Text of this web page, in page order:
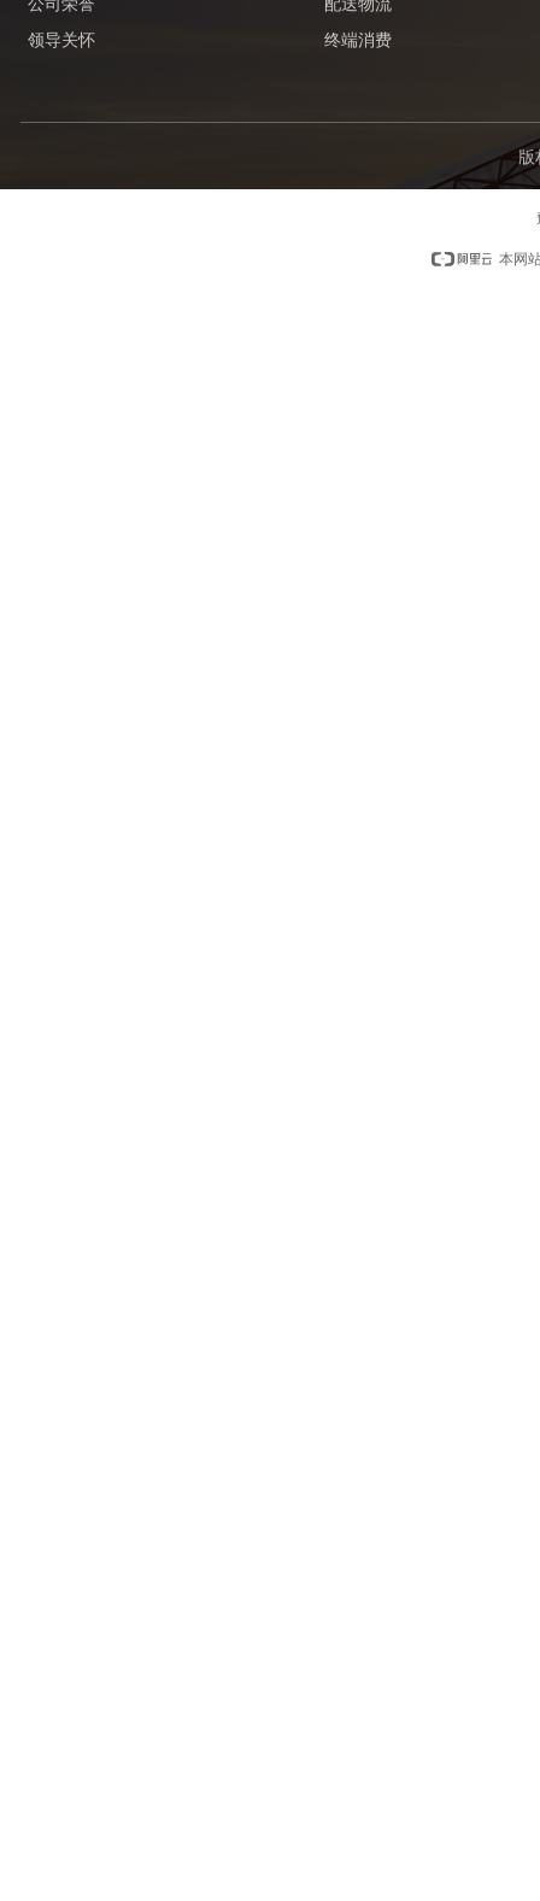
公司荣誉
领导关怀
配送物流
终端消费
本网